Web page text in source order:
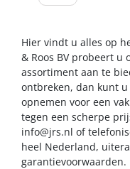
Hier vindt u alles op
& Roos BV probeert u
assortiment aan te
ontbreken, dan kunt
opnemen voor een
tegen een scherpe
info@jrs.nl of
heel Nederland,
garantievoorwaarden.